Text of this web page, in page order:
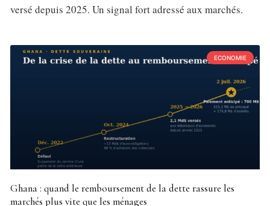
versé depuis 2025. Un signal fort adressé aux marchés.
ECONOMIE
Ghana : quand le remboursement de la dette rassure les
marchés plus vite que les ménages